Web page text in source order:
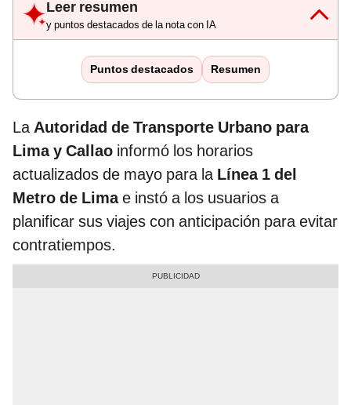
Leer resumen
y puntos destacados de la nota con IA
Puntos destacados Resumen
LaAutoridad de Transporte Urbano para
Lima y Callao informó los horarios
actualizados de mayo para la Línea 1 del
Metro de Limae instó a los usuarios a
planificar sus viajes con anticipación para evitar
contratiempos.